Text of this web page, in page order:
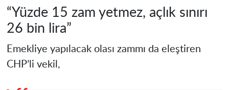
“Yüzde 15 zam yetmez, açlık sınırı
26 bin lira”
Emekliye yapılacak olası zammı da eleştiren
CHP’li vekil,